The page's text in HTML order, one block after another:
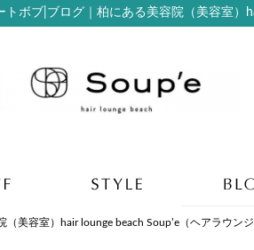
ボブ|ブログ｜柏にある美容院（美容室）
（美容室）hair lounge beach Soup’e（ヘアラウンジ